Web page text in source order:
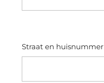
Straat en huisnummer